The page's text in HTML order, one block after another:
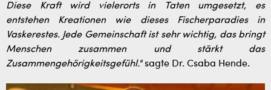
Diese Kraft wird vielerorts in Taten umgesetzt, es
entstehen Kreationen wie dieses Fischerparadies in
Vaskerestes. Jede Gemeinschaft ist sehr wichtig, das bringt
Menschen zusammen und stärkt das
Zusammengehörigkeitsgefühl."sagte Dr. Csaba Hende.